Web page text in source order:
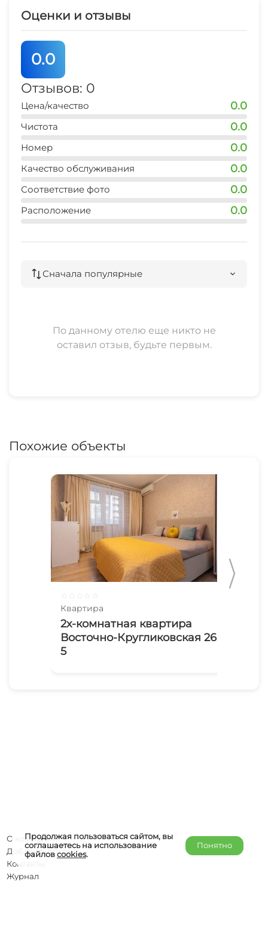
Оценки и отзывы
0.0
Отзывов: 0
Цена/качество 0.0
Чистота 0.0
Номер 0.0
Качество обслуживания 0.0
Соответствие фото 0.0
Расположение 0.0
Сначала популярные
По данному отелю еще никто не
оставил отзыв, будьте первым.
Похожие объекты
Квартира
2х-комнатная квартира
Восточно-Кругликовская 26 эт
5
Продолжая пользоваться сайтом, вы
соглашаетесь на использование
файловcookies.
Понятно
О компании
Добавить объект
Контакты
Журнал